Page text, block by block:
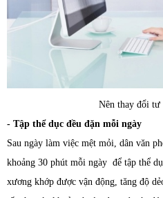
Nên thay đổi tư
- Tập thể dục đều đặn mỗi ngày
Sau ngày làm việc mệt mỏi, dân văn
khoảng 30 phút mỗi ngày để tập thể
xương khớp được vận động, tăng độ